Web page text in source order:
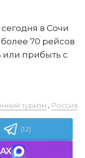
в Сочи
более 70 рейсов
или прибыть с
туризм , Россия
(12)